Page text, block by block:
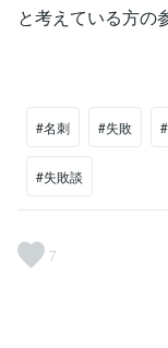
と考えている方の
#名刺 #失敗
#失敗談
7